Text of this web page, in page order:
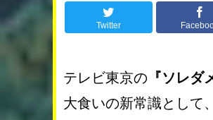
Twitter
テレビ東京の 『ソレダ
大食いの新常識として